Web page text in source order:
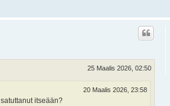
25 Maalis 2026, 02:50
20 Maalis 2026, 23:58
itseään?